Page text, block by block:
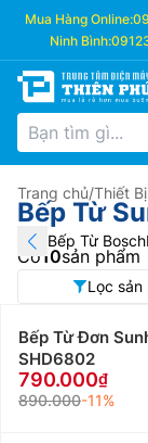
Mua Hàng Online:
Ninh Bình:
Trang chủ/Thiết
Bếp Từ
Bếp Từ Bosch
Có 10sản phẩm
Lọc sản
Bếp Từ Đơn
SHD6802
790.000
890.000-11%